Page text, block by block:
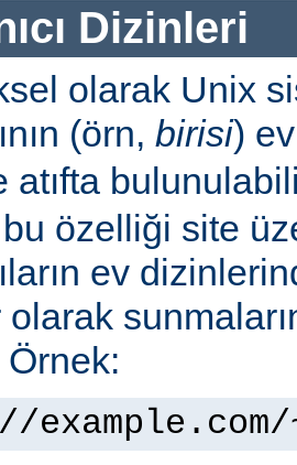
Dizinleri
olarak Unix
(örn, birisi)
atıfta
özelliği site
ev
Örnek: